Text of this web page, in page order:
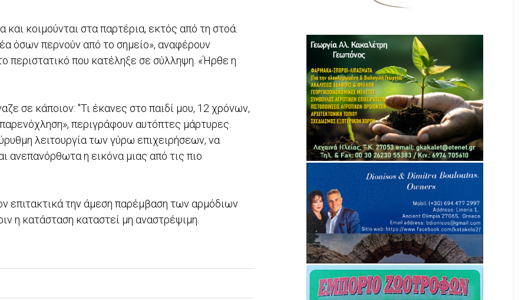
κοιμούνται στα παρτέρια, εκτός από τη στοά.
όσων περνούν από το σημείο», αναφέρουν
περιστατικό που κατέληξε σε σύλληψη. «Ήρθε η
σε κάποιον: "Τι έκανες στο παιδί μου, 12 χρόνων,
περιγράφουν αυτόπτες μάρτυρες.
λειτουργία των γύρω επιχειρήσεων, να
ανεπανόρθωτα η εικόνα μιας από τις πιο
επιτακτικά την άμεση παρέμβαση των αρμόδιων
η κατάσταση καταστεί μη αναστρέψιμη.